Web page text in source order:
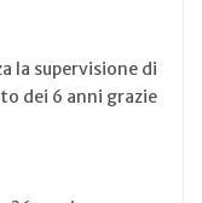
la supervisione di
dei 6 anni grazie